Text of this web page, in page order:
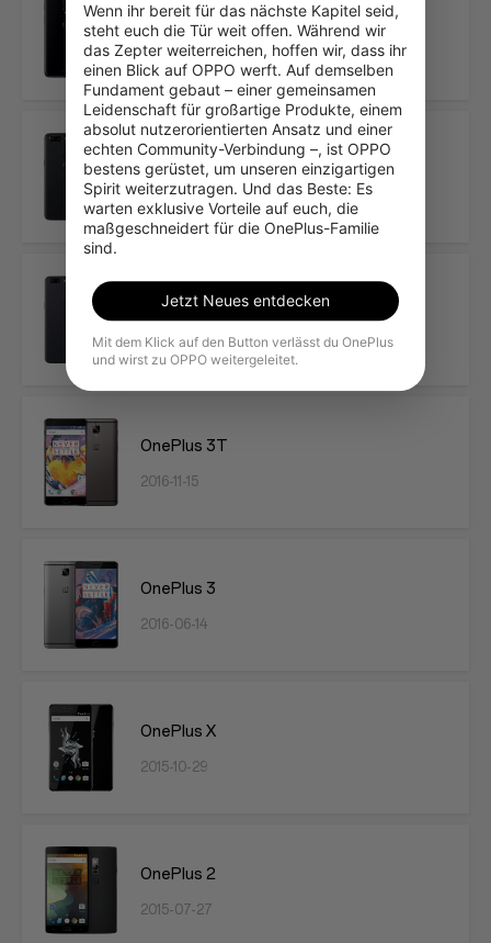
OnePlus 6
2018-05-16
OnePlus 5T
2017-11-16
OnePlus 5
2017-06-20
OnePlus 3T
2016-11-15
OnePlus 3
2016-06-14
OnePlus X
2015-10-29
OnePlus 2
2015-07-27
Wenn ihr bereit für das nächste Kapitel seid,
steht euch die Tür weit offen. Während wir
das Zepter weiterreichen, hoffen wir, dass ihr
einen Blick auf OPPO werft. Auf demselben
Fundament gebaut – einer gemeinsamen
Leidenschaft für großartige Produkte, einem
absolut nutzerorientierten Ansatz und einer
echten Community-Verbindung –, ist OPPO
bestens gerüstet, um unseren einzigartigen
Spirit weiterzutragen. Und das Beste: Es
warten exklusive Vorteile auf euch, die
maßgeschneidert für die OnePlus-Familie
sind.
Jetzt Neues entdecken
Mit dem Klick auf den Button verlässt du OnePlus
und wirst zu OPPO weitergeleitet.